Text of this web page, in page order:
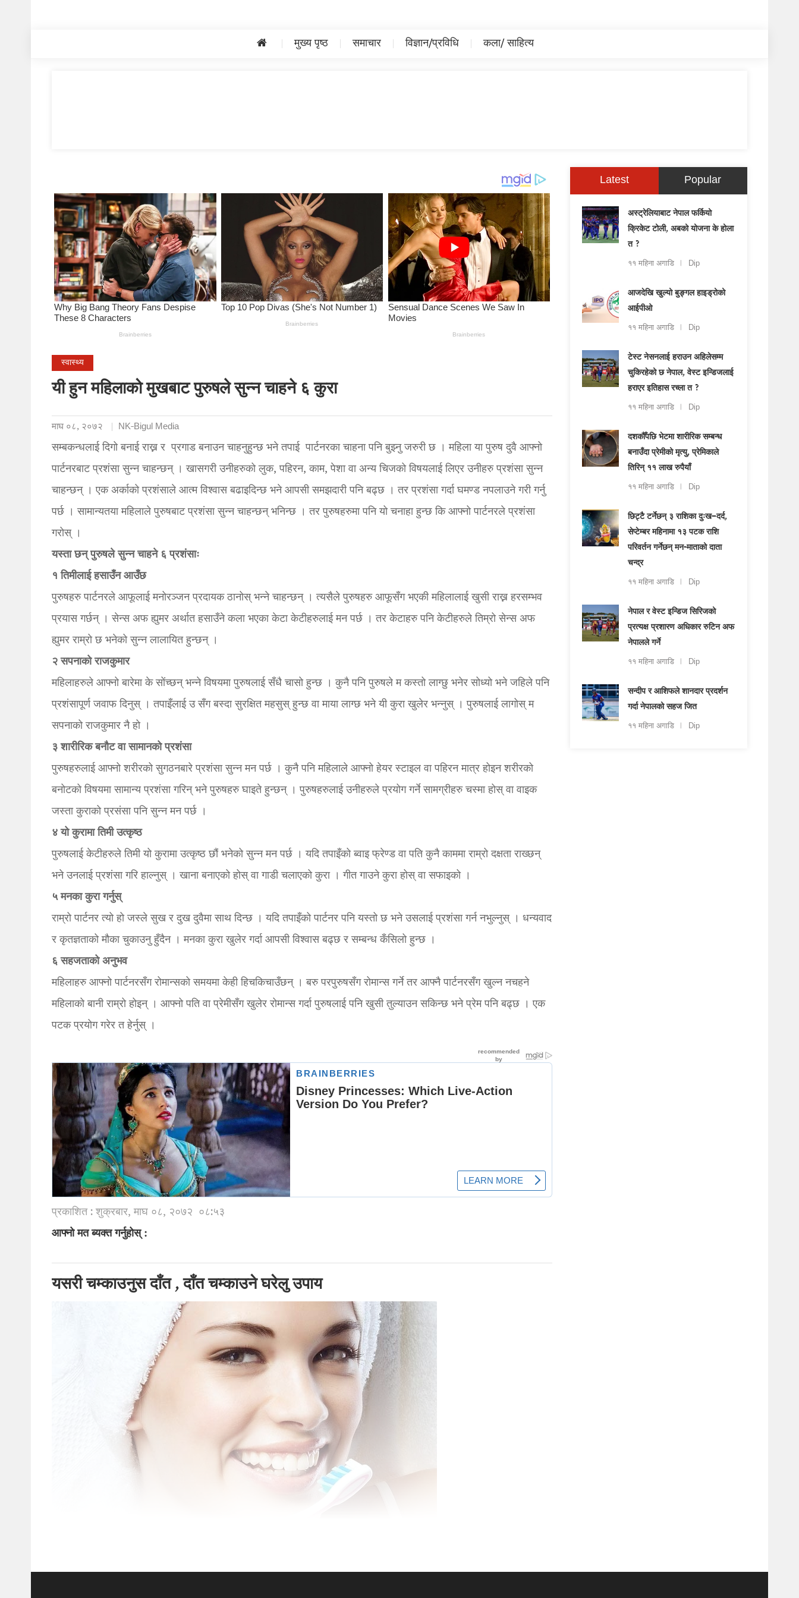
मुख्य पृष्ठ समाचार विज्ञान/प्रविधि कला/ साहित्य
स्वास्थ्य
यी हुन महिलाको मुखबाट पुरुषले सुन्न चाहने ६ कुरा
माघ ०८, २०७२ NK-Bigul Media
सम्बकन्धलाई दिगो बनाई राख्न र प्रगाड बनाउन चाहनुहुन्छ भने तपाई पार्टनरका चाहना पनि बुझ्नु जरुरी छ । महिला या पुरुष दुवै आफ्नो
पार्टनरबाट प्रशंसा सुन्न चाहन्छन् । खासगरी उनीहरुको लुक, पहिरन, काम, पेशा वा अन्य चिजको विषयलाई लिएर उनीहरु प्रशंसा सुन्न
चाहन्छन् । एक अर्काको प्रशंसाले आत्म विश्वास बढाइदिन्छ भने आपसी समझदारी पनि बढ्छ । तर प्रशंसा गर्दा घमण्ड नपलाउने गरी गर्नु
पर्छ । सामान्यतया महिलाले पुरुषबाट प्रशंसा सुन्न चाहन्छन् भनिन्छ । तर पुरुषहरुमा पनि यो चनाहा हुन्छ कि आफ्नो पार्टनरले प्रशंसा
गरोस् ।
यस्ता छन् पुरुषले सुन्न चाहने ६ प्रशंसाः
१ तिमीलाई हसाउँन आउँछ
पुरुषहरु पार्टनरले आफूलाई मनोरञ्जन प्रदायक ठानोस् भन्ने चाहन्छन् । त्यसैले पुरुषहरु आफूसँग भएकी महिलालाई खुसी राख्न हरसम्भव
प्रयास गर्छन् । सेन्स अफ ह्युमर अर्थात हसाउँने कला भएका केटा केटीहरुलाई मन पर्छ । तर केटाहरु पनि केटीहरुले तिम्रो सेन्स अफ
ह्युमर राम्रो छ भनेको सुन्न लालायित हुन्छन् ।
२ सपनाको राजकुमार
महिलाहरुले आफ्नो बारेमा के सोंच्छन् भन्ने विषयमा पुरुषलाई सँधै चासो हुन्छ । कुनै पनि पुरुषले म कस्तो लाग्छु भनेर सोध्यो भने जहिले पनि
प्रशंसापूर्ण जवाफ दिनुस् । तपाइँलाई उ सँग बस्दा सुरक्षित महसुस् हुन्छ वा माया लाग्छ भने यी कुरा खुलेर भन्नुस् । पुरुषलाई लागोस् म
सपनाको राजकुमार नै हो ।
३ शारीरिक बनौट वा सामानको प्रशंसा
पुरुषहरुलाई आफ्नो शरीरको सुगठनबारे प्रशंसा सुन्न मन पर्छ । कुनै पनि महिलाले आफ्नो हेयर स्टाइल वा पहिरन मात्र होइन शरीरको
बनोटको विषयमा सामान्य प्रशंसा गरिन् भने पुरुषहरु घाइते हुन्छन् । पुरुषहरुलाई उनीहरुले प्रयोग गर्ने सामग्रीहरु चस्मा होस् वा वाइक
जस्ता कुराको प्रसंसा पनि सुन्न मन पर्छ ।
४ यो कुरामा तिमी उत्कृष्ठ
पुरुषलाई केटीहरुले तिमी यो कुरामा उत्कृष्ठ छौं भनेको सुन्न मन पर्छ । यदि तपाइँको ब्वाइ फ्रेण्ड वा पति कुनै काममा राम्रो दक्षता राख्छन्
भने उनलाई प्रशंसा गरि हाल्नुस् । खाना बनाएको होस् वा गाडी चलाएको कुरा । गीत गाउने कुरा होस् वा सफाइको ।
५ मनका कुरा गर्नुस्
राम्रो पार्टनर त्यो हो जस्ले सुख र दुख दुवैमा साथ दिन्छ । यदि तपाइँको पार्टनर पनि यस्तो छ भने उसलाई प्रशंसा गर्न नभुल्नुस् । धन्यवाद
र कृतज्ञताको मौका चुकाउनु हुँदैन । मनका कुरा खुलेर गर्दा आपसी विश्वास बढ्छ र सम्बन्ध कँसिलो हुन्छ ।
६सहजताको अनुभव
महिलाहरु आफ्नो पार्टनरसँग रोमान्सको समयमा केही हिचकिचाउँछन् । बरु परपुरुषसँग रोमान्स गर्ने तर आफ्नै पार्टनरसँग खुल्न नचहने
महिलाको बानी राम्रो होइन् । आफ्नो पति वा प्रेमीसँग खुलेर रोमान्स गर्दा पुरुषलाई पनि खुसी तुल्याउन सकिन्छ भने प्रेम पनि बढ्छ । एक
पटक प्रयोग गरेर त हेर्नुस् ।
प्रकाशित : शुक्रबार, माघ ०८, २०७२ ०८:५३
आफ्नो मत ब्यक्त गर्नुहोस् :
यसरी चम्काउनुस दाँत , दाँत चम्काउने घरेलु उपाय
Latest Popular
अस्ट्रेलियाबाट नेपाल फर्कियो
क्रिकेट टोली, अबको योजना के होला
त ?
११ महिना अगाडि Dip
आजदेखि खुल्यो बुङ्गल हाइड्रोको
आईपीओ
११ महिना अगाडि Dip
टेस्ट नेसनलाई हराउन अहिलेसम्म
चुकिरहेको छ नेपाल, वेस्ट इन्डिजलाई
हराएर इतिहास रच्ला त ?
११ महिना अगाडि Dip
दशकौँपछि भेटमा शारीरिक सम्बन्ध
बनाउँदा प्रेमीको मृत्यु, प्रेमिकाले
तिरिन् ११ लाख रुपैयाँ
११ महिना अगाडि Dip
छिट्टै टर्नेछन् ३ राशिका दुःख–दर्द,
सेप्टेम्बर महिनामा १३ पटक राशि
परिवर्तन गर्नेछन् मन-माताको दाता
चन्द्र
११ महिना अगाडि Dip
नेपाल र वेस्ट इन्डिज सिरिजको
प्रत्यक्ष प्रशारण अधिकार रुटिन अफ
नेपालले गर्ने
११ महिना अगाडि Dip
सन्दीप र आशिफले शानदार प्रदर्शन
गर्दा नेपालको सहज जित
११ महिना अगाडि Dip